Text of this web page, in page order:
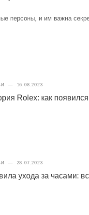
персоны, и им важна
— 16.08.2023
Rolex: как
— 28.07.2023
ухода за часами: